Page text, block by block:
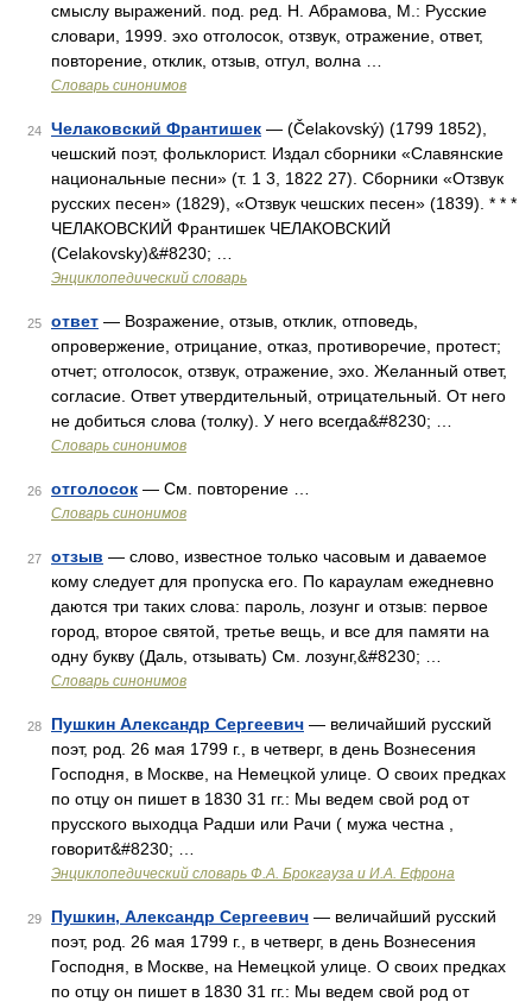
смыслу выражений. под. ред. Н. Абрамова, М.: Русские
словари, 1999. эхо отголосок, отзвук, отражение, ответ,
повторение, отклик, отзыв, отгул, волна …
Словарь синонимов
24 Челаковский Франтишек — (Čelakovský) (1799 1852),
чешский поэт, фольклорист. Издал сборники «Славянские
национальные песни» (т. 1 3, 1822 27). Сборники «Отзвук
русских песен» (1829), «Отзвук чешских песен» (1839). * * *
ЧЕЛАКОВСКИЙ Франтишек ЧЕЛАКОВСКИЙ
(Celakovsky)&#8230; …
Энциклопедический словарь
25 ответ — Возражение, отзыв, отклик, отповедь,
опровержение, отрицание, отказ, противоречие, протест;
отчет; отголосок, отзвук, отражение, эхо. Желанный ответ,
согласие. Ответ утвердительный, отрицательный. От него
не добиться слова (толку). У него всегда&#8230; …
Словарь синонимов
26 отголосок — См. повторение …
Словарь синонимов
27 отзыв — слово, известное только часовым и даваемое
кому следует для пропуска его. По караулам ежедневно
даются три таких слова: пароль, лозунг и отзыв: первое
город, второе святой, третье вещь, и все для памяти на
одну букву (Даль, отзывать) См. лозунг,&#8230; …
Словарь синонимов
28 Пушкин Александр Сергеевич — величайший русский
поэт, род. 26 мая 1799 г., в четверг, в день Вознесения
Господня, в Москве, на Немецкой улице. О своих предках
по отцу он пишет в 1830 31 гг.: Мы ведем свой род от
прусского выходца Радши или Рачи ( мужа честна ,
говорит&#8230; …
Энциклопедический словарь Ф.А. Брокгауза и И.А. Ефрона
29 Пушкин, Александр Сергеевич — величайший русский
поэт, род. 26 мая 1799 г., в четверг, в день Вознесения
Господня, в Москве, на Немецкой улице. О своих предках
по отцу он пишет в 1830 31 гг.: Мы ведем свой род от